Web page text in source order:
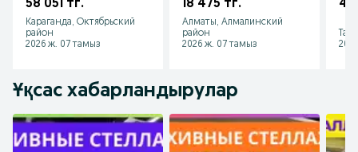
магазина
58 051 тг.
Караганда, Октябрьский
район
2026 ж. 07 тамыз
18 475 тг.
Алматы, Алмалинский
район
2026 ж. 07 тамыз
46
Ұқсас хабарландырулар